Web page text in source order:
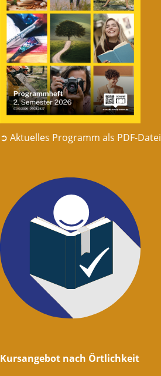
➲ Aktuelles Programm als PDF-Datei
Kursangebot nach Örtlichkeit